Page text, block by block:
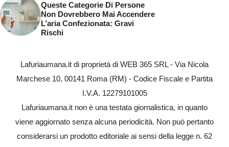
Queste Categorie Di Persone
Non Dovrebbero Mai Accendere
L’aria Confezionata: Gravi
Rischi
Lafuriaumana.it di proprietà di WEB 365 SRL - Via Nicola
Marchese 10, 00141 Roma (RM) - Codice Fiscale e Partita
I.V.A. 12279101005
Lafuriaumana.it non è una testata giornalistica, in quanto
viene aggiornato senza alcuna periodicità. Non può pertanto
considerarsi un prodotto editoriale ai sensi della legge n. 62